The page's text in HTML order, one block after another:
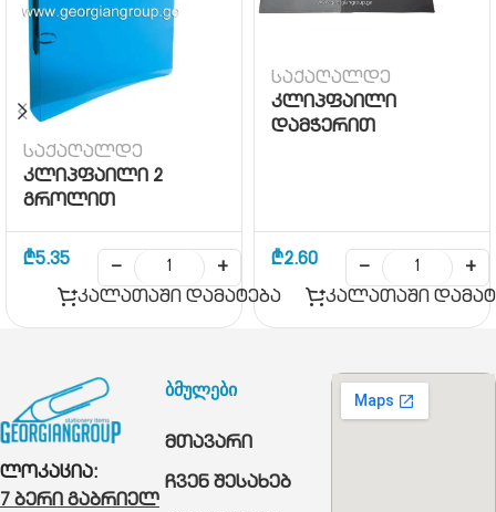
საქაღალდე
კლიპფაილი 2
გროლით
₾5.35 −
+
კალათაში დამატება
საქაღალდე
კლიპფაილი
დამჭერით
₾2.60 −
+
კალათაში
ლოკაცია:
7 ბერი გაბრიელ
ბმულები
მთავარი
ჩვენ შესახებ